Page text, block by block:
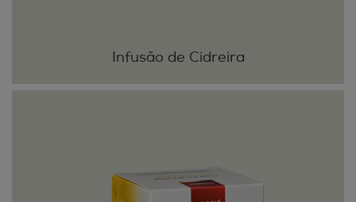
Infusão de Cidreira